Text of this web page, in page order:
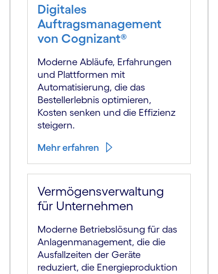
Digitales
Auftragsmanagement
von Cognizant®
Moderne Abläufe, Erfahrungen
und Plattformen mit
Automatisierung, die das
Bestellerlebnis optimieren,
Kosten senken und die Effizienz
steigern.
Mehr erfahren
Vermögensverwaltung
für Unternehmen
Moderne Betriebslösung für das
Anlagen­management, die die
Ausfallzeiten der Geräte
reduziert, die Energieproduktion